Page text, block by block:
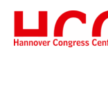
springen